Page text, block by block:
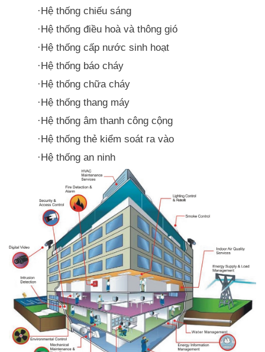
·Hệ thống chiếu sáng
·Hệ thống điều hoà và thông gió
·Hệ thống cấp nước sinh hoạt
·Hệ thống báo cháy
·Hệ thống chữa cháy
·Hệ thống thang máy
·Hệ thống âm thanh công cộng
·Hệ thống thẻ kiểm soát ra vào
·Hệ thống an ninh